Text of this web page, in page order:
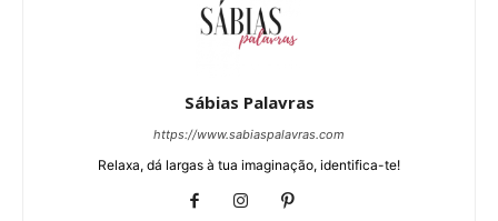
Sábias Palavras
https://www.sabiaspalavras.com
Relaxa, dá largas à tua imaginação, identifica-te!